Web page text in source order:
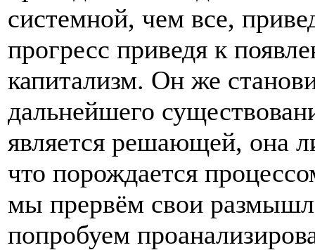
системной, чем все,
прогресс приведя к
капитализм. Он же
дальнейшего
является решающей, она
что порождается
мы прервём свои
попробуем